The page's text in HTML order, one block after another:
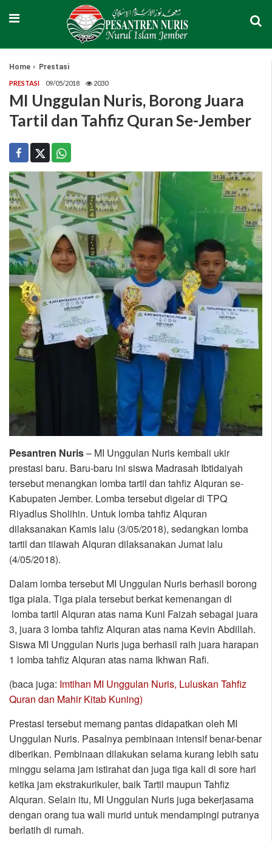
Home Prestasi
PRESTASI 09/05/2018 2030
MI Unggulan Nuris, Borong Juara
Tartil dan Tahfiz Quran Se-Jember
Pesantren Nuris– MI Unggulan Nuris kembali ukir
prestasi baru. Baru-baru ini siswa Madrasah Ibtidaiyah
tersebut menangkan lomba tartil dan tahfiz Alquran se-
Kabupaten Jember. Lomba tersebut digelar di TPQ
Riyadlus Sholihin. Untuk lomba tahfiz Alquran
dilaksanakan Kamis lalu (3/05/2018), sedangkan lomba
tartil dan tilawah Alquran dilaksanakan Jumat lalu
(4/05/2018).
Dalam lomba tersebut MI Unggulan Nuris berhasil borong
tiga piala. Tiga piala tersebut berkat kemenangan di
lomba tartil Alquran atas nama Kuni Faizah sebagai juara
3, juara 3 lomba tahfiz Alquran atas nama Kevin Abdillah.
Siswa MI Unggulan Nuris juga berhasil raih juara harapan
1 lomba tahfiz Alquran atas nama Ikhwan Rafi.
(baca juga: Imtihan MI Unggulan Nuris, Luluskan Tahfiz
Quran dan Mahir Kitab Kuning)
Prestasi tersebut memang pantas didapatkan oleh MI
Unggulan Nuris. Pasalnya pembinaan intensif benar-benar
diberikan. Pembinaan dilakukan selama kurang lebih satu
minggu selama jam istirahat dan juga tiga kali di sore hari
ketika jam ekstrakurikuler, baik Tartil maupun Tahfiz
Alquran. Selain itu, MI Unggulan Nuris juga bekerjasama
dengan orang tua wali murid untuk mendampingi putranya
berlatih di rumah.